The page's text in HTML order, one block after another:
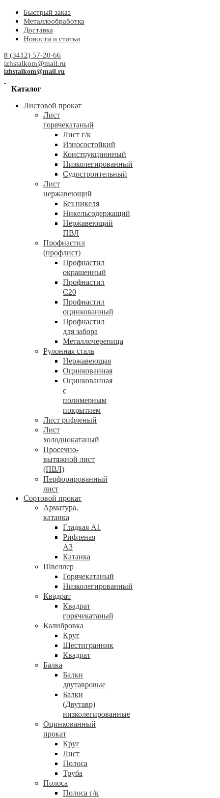
Быстрый заказ
Металлообработка
Доставка
Новости и статьи
8 (3412) 57-20-66
izhstalkom@mail.ru
izhstalkom@mail.ru
Каталог
Листовой прокат
Лист
горячекатаный
Лист г/к
Износостойкий
Конструкционный
Низколегированный
Судостроительный
Лист
нержавеющий
Без никеля
Никельсодержащий
Нержавеющий
ПВЛ
Профнастил
(профлист)
Профнастил
окрашенный
Профнастил
С20
Профнастил
оцинкованный
Профнастил
для забора
Металлочерепица
Рулонная сталь
Нержавеющая
Оцинкованная
Оцинкованная
с
полимерным
покрытием
Лист рифленый
Лист
холоднокатаный
Просечно-
вытяжной лист
(ПВЛ)
Перфорированный
лист
Сортовой прокат
Арматура,
катанка
Гладкая А1
Рифленая
А3
Катанка
Швеллер
Горячекатаный
Низколегированный
Квадрат
Квадрат
горячекатаный
Калибровка
Круг
Шестигранник
Квадрат
Балка
Балки
двутавровые
Балки
(Двутавр)
низколегированные
Оцинкованный
прокат
Круг
Лист
Полоса
Труба
Полоса
Полоса г/к